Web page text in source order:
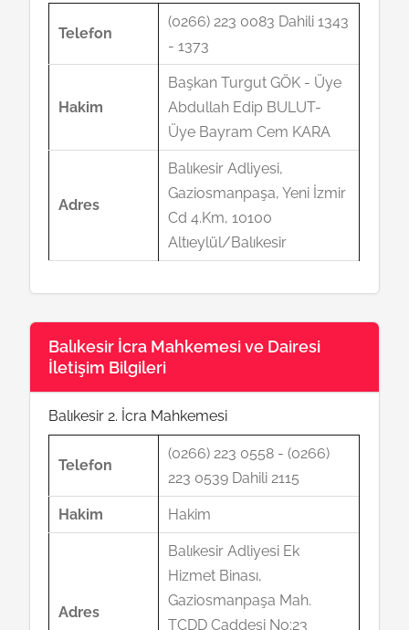
Telefon
(0266) 223 0083 Dahili 1343
- 1373
Hakim
Başkan Turgut GÖK - Üye
Abdullah Edip BULUT-
Üye Bayram Cem KARA
Adres
Balıkesir Adliyesi,
Gaziosmanpaşa, Yeni İzmir
Cd 4.Km, 10100
Altıeylül/Balıkesir
Balıkesir İcra Mahkemesi ve Dairesi
İletişim Bilgileri
Balıkesir 2. İcra Mahkemesi
Telefon
(0266) 223 0558 - (0266)
223 0539 Dahili 2115
Hakim Hakim
Adres
Balıkesir Adliyesi Ek
Hizmet Binası,
Gaziosmanpaşa Mah.
TCDD Caddesi No:23